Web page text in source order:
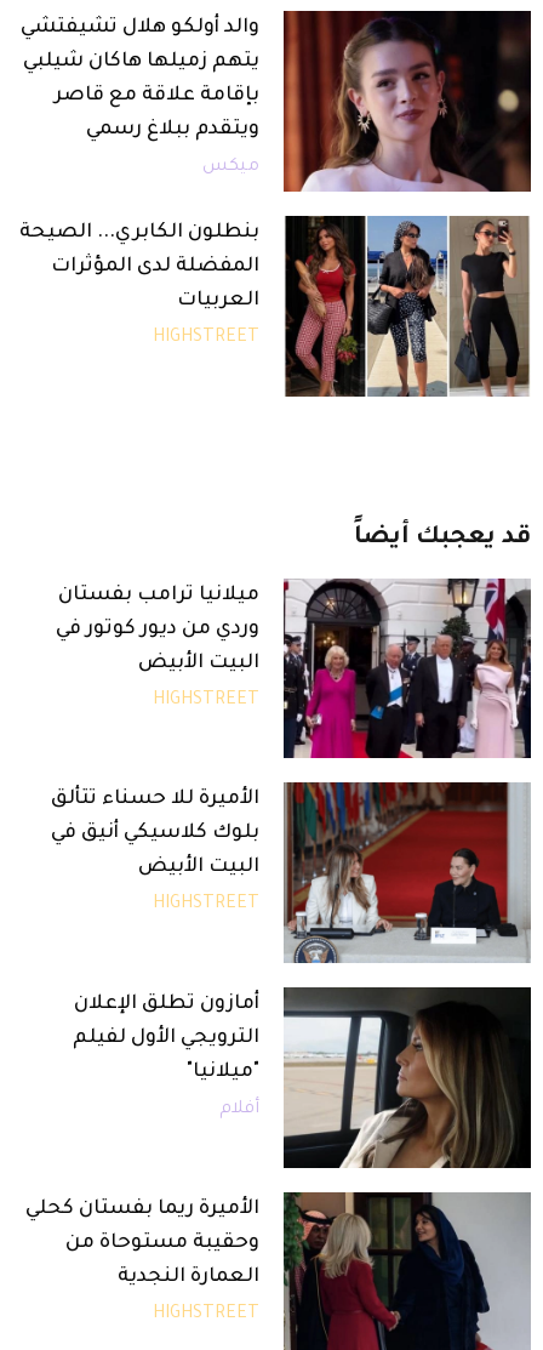
والد أولكو هلال تشيفتشي
يتهم زميلها هاكان شيلبي
بإقامة علاقة مع قاصر
ويتقدم ببلاغ رسمي
ميكس
بنطلون الكابري... الصيحة
المفضلة لدى المؤثرات
العربيات
HIGHSTREET
قد يعجبك أيضاً
ميلانيا ترامب بفستان
وردي من ديور كوتور في
البيت الأبيض
HIGHSTREET
الأميرة للا حسناء تتألق
بلوك كلاسيكي أنيق في
البيت الأبيض
HIGHSTREET
أمازون تطلق الإعلان
الترويجي الأول لفيلم
"ميلانيا"
أفلام
الأميرة ريما بفستان كحلي
وحقيبة مستوحاة من
العمارة النجدية
HIGHSTREET